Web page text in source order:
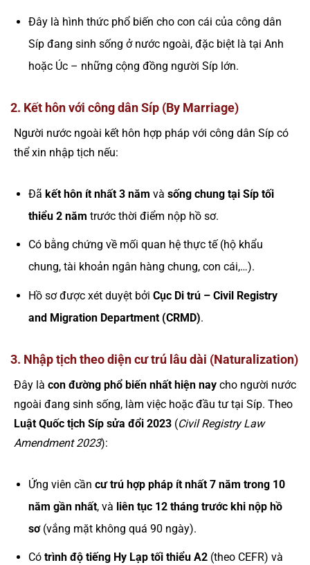
Đây là hình thức phổ biến cho con cái của công dân
Síp đang sinh sống ở nước ngoài, đặc biệt là tại Anh
hoặc Úc – những cộng đồng người Síp lớn.
2. Kết hôn với công dân Síp (By Marriage)
Người nước ngoài kết hôn hợp pháp với công dân Síp có
thể xin nhập tịch nếu:
Đã kết hôn ít nhất 3 năm và sống chung tại Síp tối
thiểu 2 năm trước thời điểm nộp hồ sơ.
Có bằng chứng về mối quan hệ thực tế (hộ khẩu
chung, tài khoản ngân hàng chung, con cái,…).
Hồ sơ được xét duyệt bởi Cục Di trú – Civil Registry
and Migration Department (CRMD).
3. Nhập tịch theo diện cư trú lâu dài (Naturalization)
Đây là con đường phổ biến nhất hiện nay cho người nước
ngoài đang sinh sống, làm việc hoặc đầu tư tại Síp. Theo
Luật Quốc tịch Síp sửa đổi 2023 (Civil Registry Law
Amendment 2023):
Ứng viên cần cư trú hợp pháp ít nhất 7 năm trong 10
năm gần nhất, và liên tục 12 tháng trước khi nộp hồ
sơ(vắng mặt không quá 90 ngày).
Có trình độ tiếng Hy Lạp tối thiểu A2(theo CEFR) và